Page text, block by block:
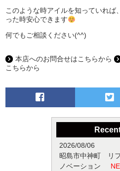
このような時アイルを知っていれば
った時安心できます
何でもご相談ください(^^)
本店へのお問合せはこちらから
こちらから
2026/08/06
昭島市中神町 リ
ノベーション